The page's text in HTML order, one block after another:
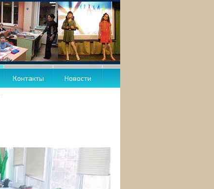
Контакты Новости